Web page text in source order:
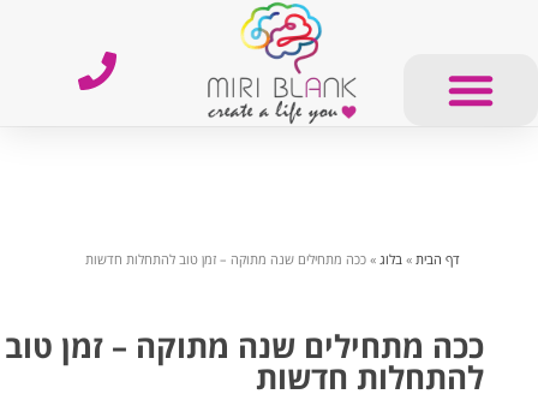
דף הבית » בלוג » ככה מתחילים שנה מתוקה – זמן טוב להתחלות חדשות
ככה מתחילים שנה מתוקה – זמן טוב
להתחלות חדשות